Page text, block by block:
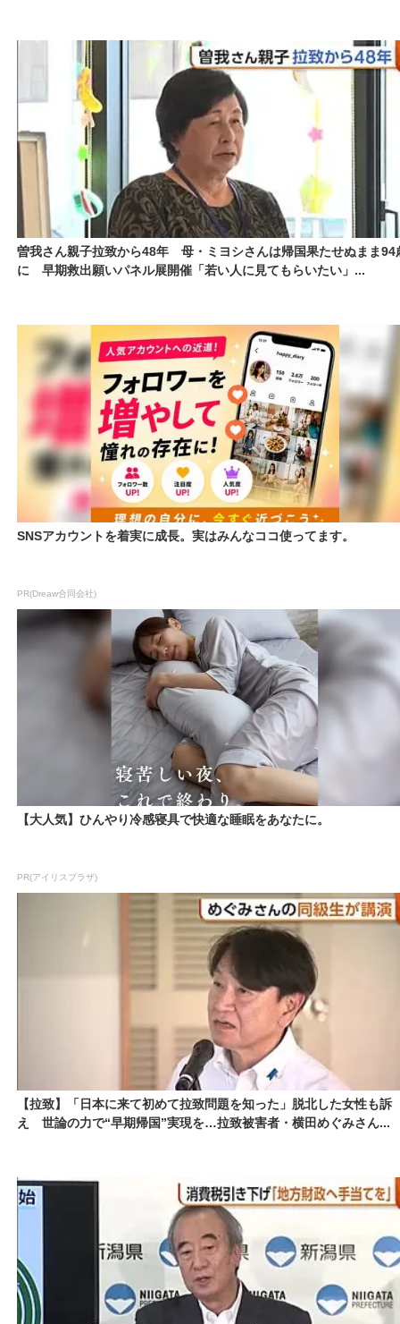
曽我さん親子拉致から48年 母・ミヨシさんは帰国果たせぬまま94
に 早期救出願いパネル展開催「若い人に見てもらいたい」...
SNSアカウントを着実に成長。実はみんなココ使ってます。
PR(Dreaw合同会社)
【大人気】ひんやり冷感寝具で快適な睡眠をあなたに。
PR(アイリスプラザ)
【拉致】「日本に来て初めて拉致問題を知った」脱北した女性も訴
え 世論の力で“早期帰国”実現を…拉致被害者・横田めぐみさん...